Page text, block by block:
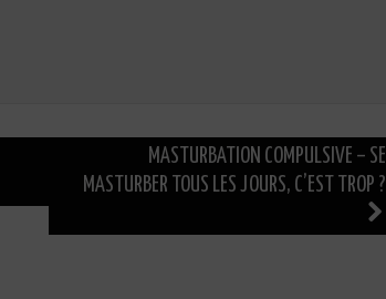
MASTURBATION COMPULSIVE – SE
MASTURBER TOUS LES JOURS, C’EST TROP ?